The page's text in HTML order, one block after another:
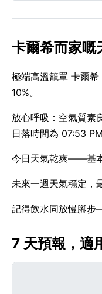
卡爾希而家嘅
極端高溫籠罩 卡爾
10%。
放心呼吸：空氣質素
日落時間為 07:53
今日天氣乾爽——基
未來一週天氣穩定，
記得飲水同放慢腳步
7 天預報，